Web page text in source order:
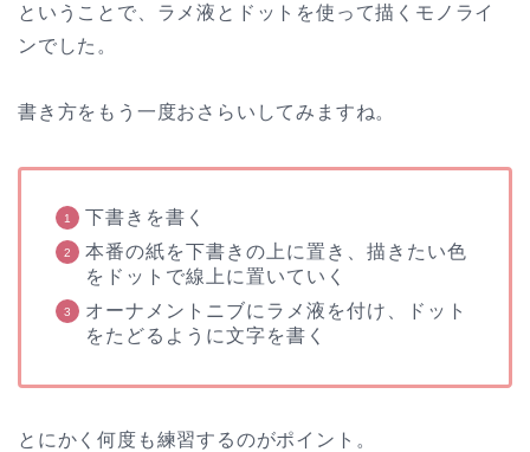
ということで、ラメ液とドットを使って描くモノライ
ンでした。
書き方をもう一度おさらいしてみますね。
下書きを書く
本番の紙を下書きの上に置き、描きたい色
をドットで線上に置いていく
オーナメントニブにラメ液を付け、ドット
をたどるように文字を書く
とにかく何度も練習するのがポイント。